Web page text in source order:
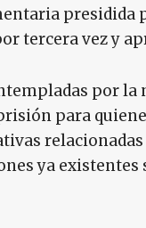
presidida
tercera vez y
por la
para
ya existentes